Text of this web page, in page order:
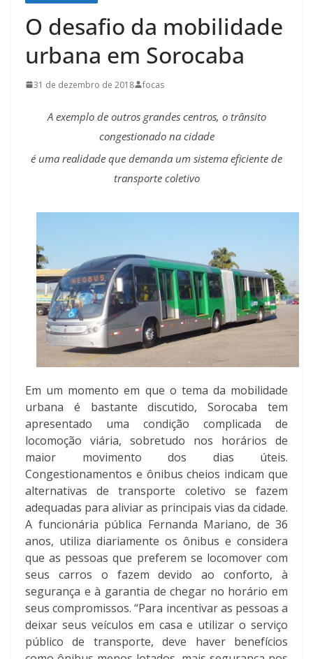
O desafio da mobilidade
urbana em Sorocaba
31 de dezembro de 2018 focas
A exemplo de outros grandes centros, o trânsito
congestionado na cidade
é uma realidade que demanda um sistema eficiente de
transporte coletivo
Em um momento em que o tema da mobilidade
urbana é bastante discutido, Sorocaba tem
apresentado uma condição complicada de
locomoção viária, sobretudo nos horários de
maior movimento dos dias úteis.
Congestionamentos e ônibus cheios indicam que
alternativas de transporte coletivo se fazem
adequadas para aliviar as principais vias da cidade.
A funcionária pública Fernanda Mariano, de 36
anos, utiliza diariamente os ônibus e considera
que as pessoas que preferem se locomover com
seus carros o fazem devido ao conforto, à
segurança e à garantia de chegar no horário em
seus compromissos. “Para incentivar as pessoas a
deixar seus veículos em casa e utilizar o serviço
público de transporte, deve haver benefícios